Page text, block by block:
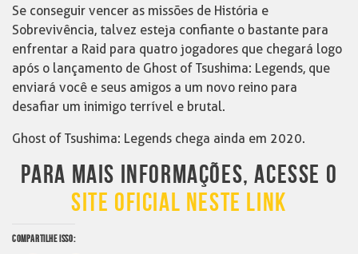
Se conseguir vencer as missões de História e
Sobrevivência, talvez esteja confiante o bastante para
enfrentar a Raid para quatro jogadores que chegará logo
após o lançamento de Ghost of Tsushima: Legends, que
enviará você e seus amigos a um novo reino para
desafiar um inimigo terrível e brutal.
Ghost of Tsushima: Legends chega ainda em 2020.
PARA MAIS INFORMAÇÕES, ACESSE O
SITE OFICIAL NESTE LINK
COMPARTILHE ISSO: